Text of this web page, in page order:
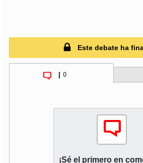
Este debate ha
0
¡Sé el primero en